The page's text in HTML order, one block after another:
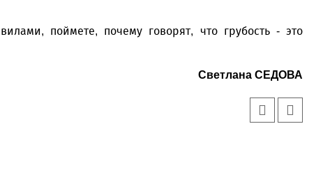
поймете, почему говорят, что грубость - это
Светлана СЕДОВА